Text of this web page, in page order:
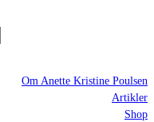
Om Anette Kristine Poulsen
Artikler
Shop